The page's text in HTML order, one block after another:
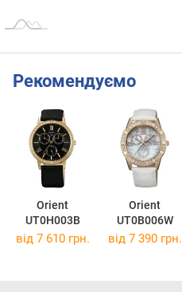
Рекомендуємо
Orient
UT0H003B
Orient
UT0B006W
від 7 610 грн. від 7 390 грн.